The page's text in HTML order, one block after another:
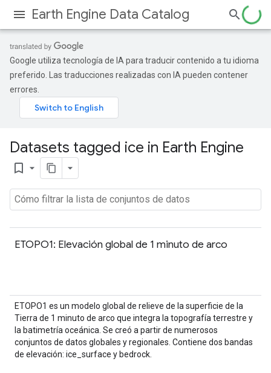
Earth Engine Data Catalog
Google utiliza tecnología de IA para traducir contenido a tu idioma
preferido. Las traducciones realizadas con IA pueden contener
errores.
Datasets tagged ice in Earth Engine
bookmark_border
ETOPO1: Elevación global de 1 minuto de arco
ETOPO1 es un modelo global de relieve de la superficie de la
Tierra de 1 minuto de arco que integra la topografía terrestre y
la batimetría oceánica. Se creó a partir de numerosos
conjuntos de datos globales y regionales. Contiene dos bandas
de elevación: ice_surface y bedrock.